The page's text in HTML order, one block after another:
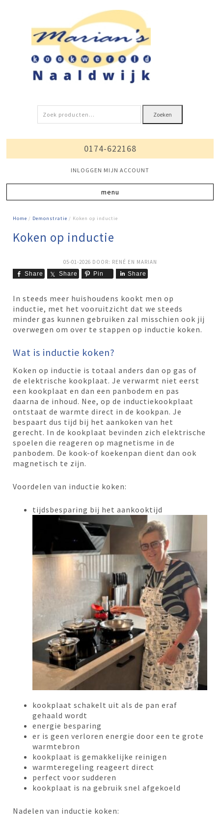
Zoeken
naar:
Zoeken
0174-622168
INLOGGEN MIJN ACCOUNT
Home / Demonstratie / Koken op inductie
Koken op inductie
05-01-2026 DOOR: RENÉ EN MARIAN
Share
Share Pin Share
In steeds meer huishoudens kookt men op
inductie, met het vooruitzicht dat we steeds
minder gas kunnen gebruiken zal misschien ook jij
overwegen om over te stappen op inductie koken.
Wat is inductie koken?
Koken op inductie is totaal anders dan op gas of
de elektrische kookplaat. Je verwarmt niet eerst
een kookplaat en dan een panbodem en pas
daarna de inhoud. Nee, op de inductiekookplaat
ontstaat de warmte direct in de kookpan. Je
bespaart dus tijd bij het aankoken van het
gerecht. In de kookplaat bevinden zich elektrische
spoelen die reageren op magnetisme in de
panbodem. De kook-of koekenpan dient dan ook
magnetisch te zijn.
Voordelen van inductie koken:
tijdsbesparing bij het aankooktijd
kookplaat schakelt uit als de pan eraf
gehaald wordt
energie besparing
er is geen verloren energie door een te grote
warmtebron
kookplaat is gemakkelijke reinigen
warmteregeling reageert direct
perfect voor sudderen
kookplaat is na gebruik snel afgekoeld
Nadelen van inductie koken: